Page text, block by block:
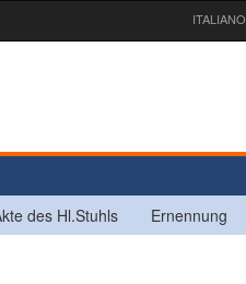
ITALIANO
des Hl.Stuhls Ernennung